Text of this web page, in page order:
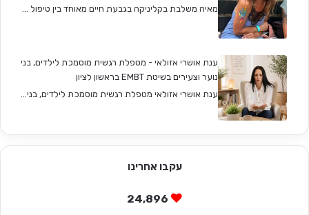
מאיה משלבת בקליניקה בגבעת חיים מאוחד בין טיפול ...
ענת אושרי אזולאי - מטפלת רגשית מוסמכת לילדים, בני
נוער וצעירים בשיטת EMBT בראשון לציון
ענת אושרי אזולאי מטפלת רגשית מוסמכת לילדים, בני...
עקבו אחרינו
24,896